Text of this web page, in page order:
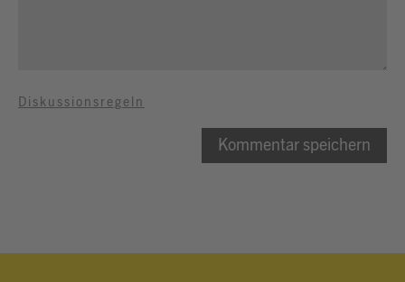
Diskussionsregeln